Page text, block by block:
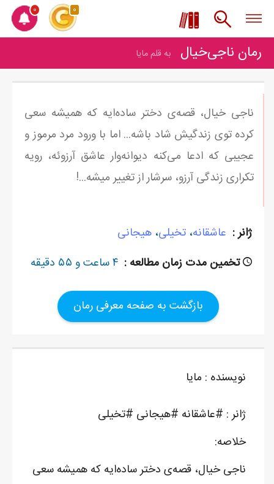
0 0
رمان ناجی‌خیال به قلم مایا
ناجی خیال، قصه‌ی دختر ساده‌ایه که همیشه سعی
کرده توی زندگیش شاد باشه... اما با ورود مرد مرموز و
عجیبی که ادعا می‌کنه دیوانه‌وار عاشق آرزوئه، رویه
تکراری زندگی آرزو، سرشار از تغییر میشه...!
ژانر : عاشقانه، تخیلی، هیجانی
تخمین مدت زمان مطالعه : ۴ ساعت و ۵۵ دقیقه
بازگشت به صفحه معرفی رمان
نویسنده : مایا
ژانر : #عاشقانه #هیجانی #تخیلی
خلاصه:
ناجی خیال، قصه‌ی دختر ساده‌ایه که همیشه سعی